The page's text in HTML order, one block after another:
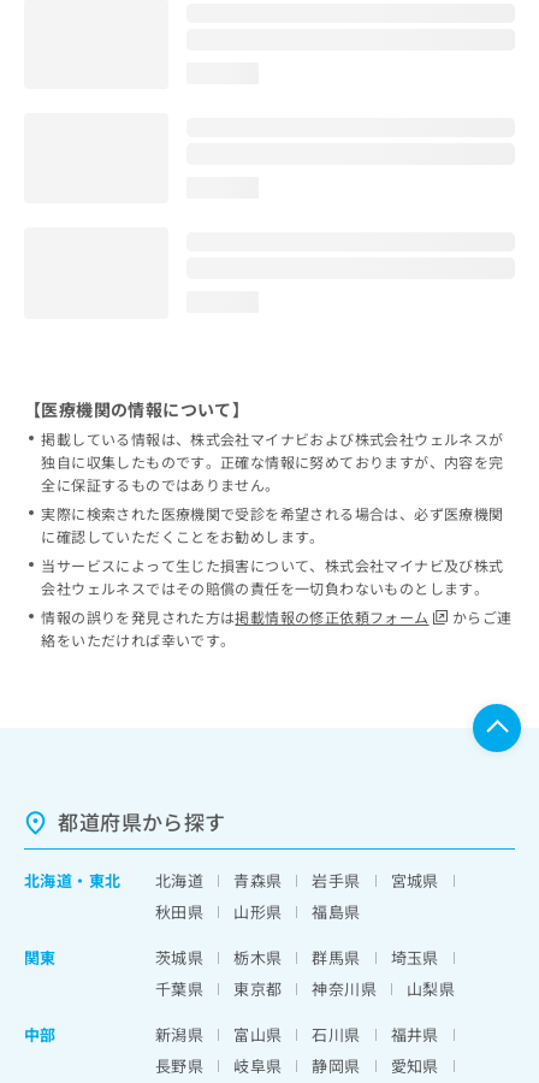
【医療機関の情報について】
掲載している情報は、株式会社マイナビおよび株式会社ウェルネスが
独自に収集したものです。正確な情報に努めておりますが、内容を完
全に保証するものではありません。
実際に検索された医療機関で受診を希望される場合は、必ず医療機関
に確認していただくことをお勧めします。
当サービスによって生じた損害について、株式会社マイナビ及び株式
会社ウェルネスではその賠償の責任を一切負わないものとします。
情報の誤りを発見された方は掲載情報の修正依頼フォーム
からご連
絡をいただければ幸いです。
都道府県から探す
北海道 ・ 東北 北海道 青森県 岩手県
宮城県
秋田県
山形県
福島県
関東
茨城県 栃木県 群馬県
埼玉県
千葉県
東京都 神奈川県
山梨県
中部
新潟県 富山県 石川県
福井県
長野県
岐阜県 静岡県
愛知県